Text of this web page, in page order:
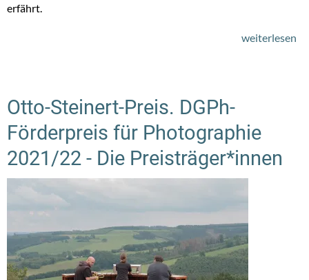
erfährt.
weiterlesen
Otto-Steinert-Preis. DGPh-
Förderpreis für Photographie
2021/22 - Die Preisträger*innen